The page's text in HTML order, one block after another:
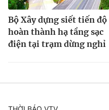
Bộ Xây dựng siết tiến độ
hoàn thành hạ tầng sạc
điện tại trạm dừng nghỉ